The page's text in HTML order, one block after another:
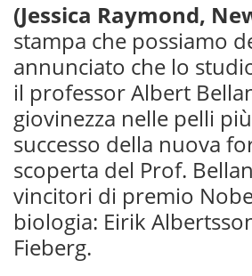
(Jessica Raymond,
stampa che possiamo
annunciato che lo
il professor Albert
giovinezza nelle pelli
successo della nuova
scoperta del Prof.
vincitori di premio
biologia: Eirik
Fieberg.